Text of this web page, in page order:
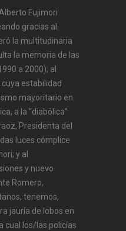
Fujimori
gracias al
la multitudinaria
la memoria de las
a 2000); al
estabilidad
mayoritario en
a la “diabólica”
Presidenta del
luces cómplice
y al
y nuevo
Romero,
tenemos,
jauría de lobos en
cual los/las policías